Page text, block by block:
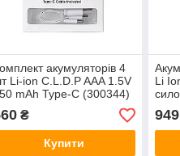
акумуляторів 4
Li-ion C.L.D.P AAA 1.5V
mAh Type-C (300344)
₴
Купити
Li
949